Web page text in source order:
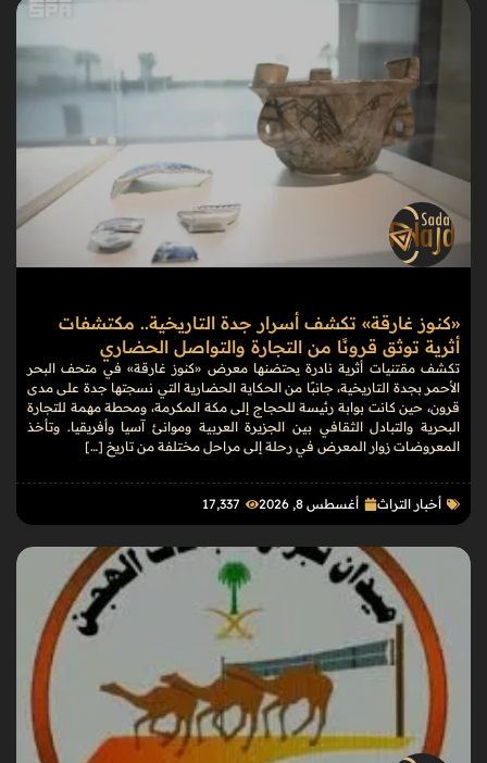
«كنوز غارقة» تكشف أسرار جدة التاريخية.. مكتشفات
أثرية توثق قرونًا من التجارة والتواصل الحضاري
تكشف مقتنيات أثرية نادرة يحتضنها معرض «كنوز غارقة» في متحف البحر
الأحمر بجدة التاريخية، جانبًا من الحكاية الحضارية التي نسجتها جدة على مدى
قرون، حين كانت بوابة رئيسة للحجاج إلى مكة المكرمة، ومحطة مهمة للتجارة
البحرية والتبادل الثقافي بين الجزيرة العربية وموانئ آسيا وأفريقيا. وتأخذ
المعروضات زوار المعرض في رحلة إلى مراحل مختلفة من تاريخ […]
أخبار التراث أغسطس 8, 2026 17٬337